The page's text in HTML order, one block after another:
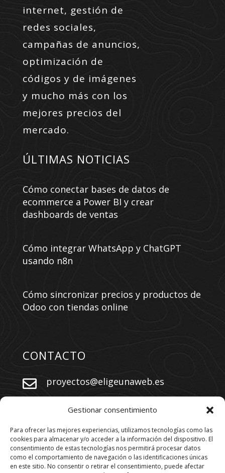
Gestionar consentimiento
Para ofrecer las mejores experiencias, utilizamos tecnologías como las
cookies para almacenar y/o acceder a la información del dispositivo. El
consentimiento de estas tecnologías nos permitirá procesar datos
como el comportamiento de navegación o las identificaciones únicas
en este sitio. No consentir o retirar el consentimiento, puede afectar
internet, gestión de
redes sociales,
campañas de anuncios,
optimización de
códigos y de imágenes
y mucho más con los
mejores precios del
mercado.
ÚLTIMAS NOTICIAS
Cómo conectar bases de datos de
ecommerce a Power BI y crear
dashboards de ventas
Cómo integrar WhatsApp y ChatGPT
usando n8n
Cómo sincronizar precios y productos de
Odoo con tiendas online
CONTACTO
 proyectos@eligeunaweb.es
+34 609 730 569
SÍGUENOS